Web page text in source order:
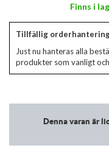
Finns i
Tillfällig
Just nu hanteras alla
produkter som vanligt och
Denna varan är